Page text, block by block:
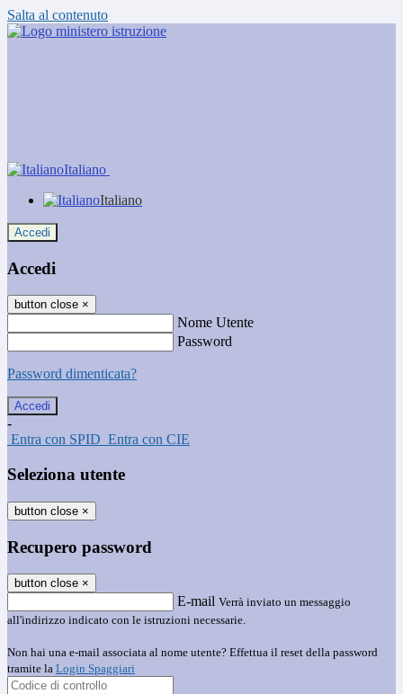
Salta al contenuto
Italiano
Italiano
Accedi
Accedi
button close ×
Nome Utente
Password
Password dimenticata?
-
Entra con SPID Entra con CIE
Seleziona utente
button close ×
Recupero password
button close ×
E-mail Verrà inviato un messaggio
all'indirizzo indicato con le istruzioni necessarie.
Non hai una e-mail associata al nome utente? Effettua il reset della password
tramite la Login Spaggiari